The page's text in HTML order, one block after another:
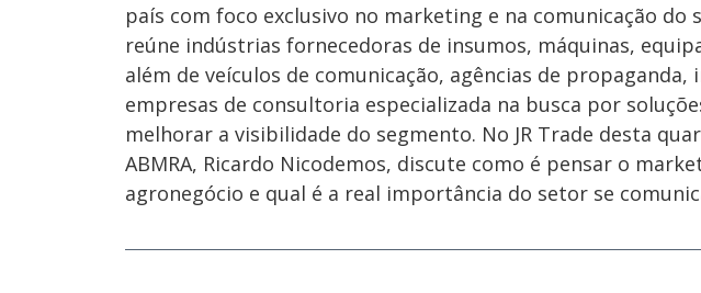
país com foco exclusivo no marketing e na comunicação do
reúne indústrias fornecedoras de insumos, máquinas,
além de veículos de comunicação, agências de
empresas de consultoria especializada na busca por
melhorar a visibilidade do segmento. No JR Trade desta
ABMRA, Ricardo Nicodemos, discute como é pensar o
agronegócio e qual é a real importância do setor se